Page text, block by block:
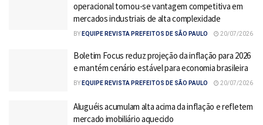
operacional tornou-se vantagem competitiva em
mercados industriais de alta complexidade
BY EQUIPE REVISTA PREFEITOS DE SÃO PAULO 20/07/2026
Boletim Focus reduz projeção da inflação para 2026
e mantém cenário estável para economia brasileira
BY EQUIPE REVISTA PREFEITOS DE SÃO PAULO 20/07/2026
Aluguéis acumulam alta acima da inflação e refletem
mercado imobiliário aquecido